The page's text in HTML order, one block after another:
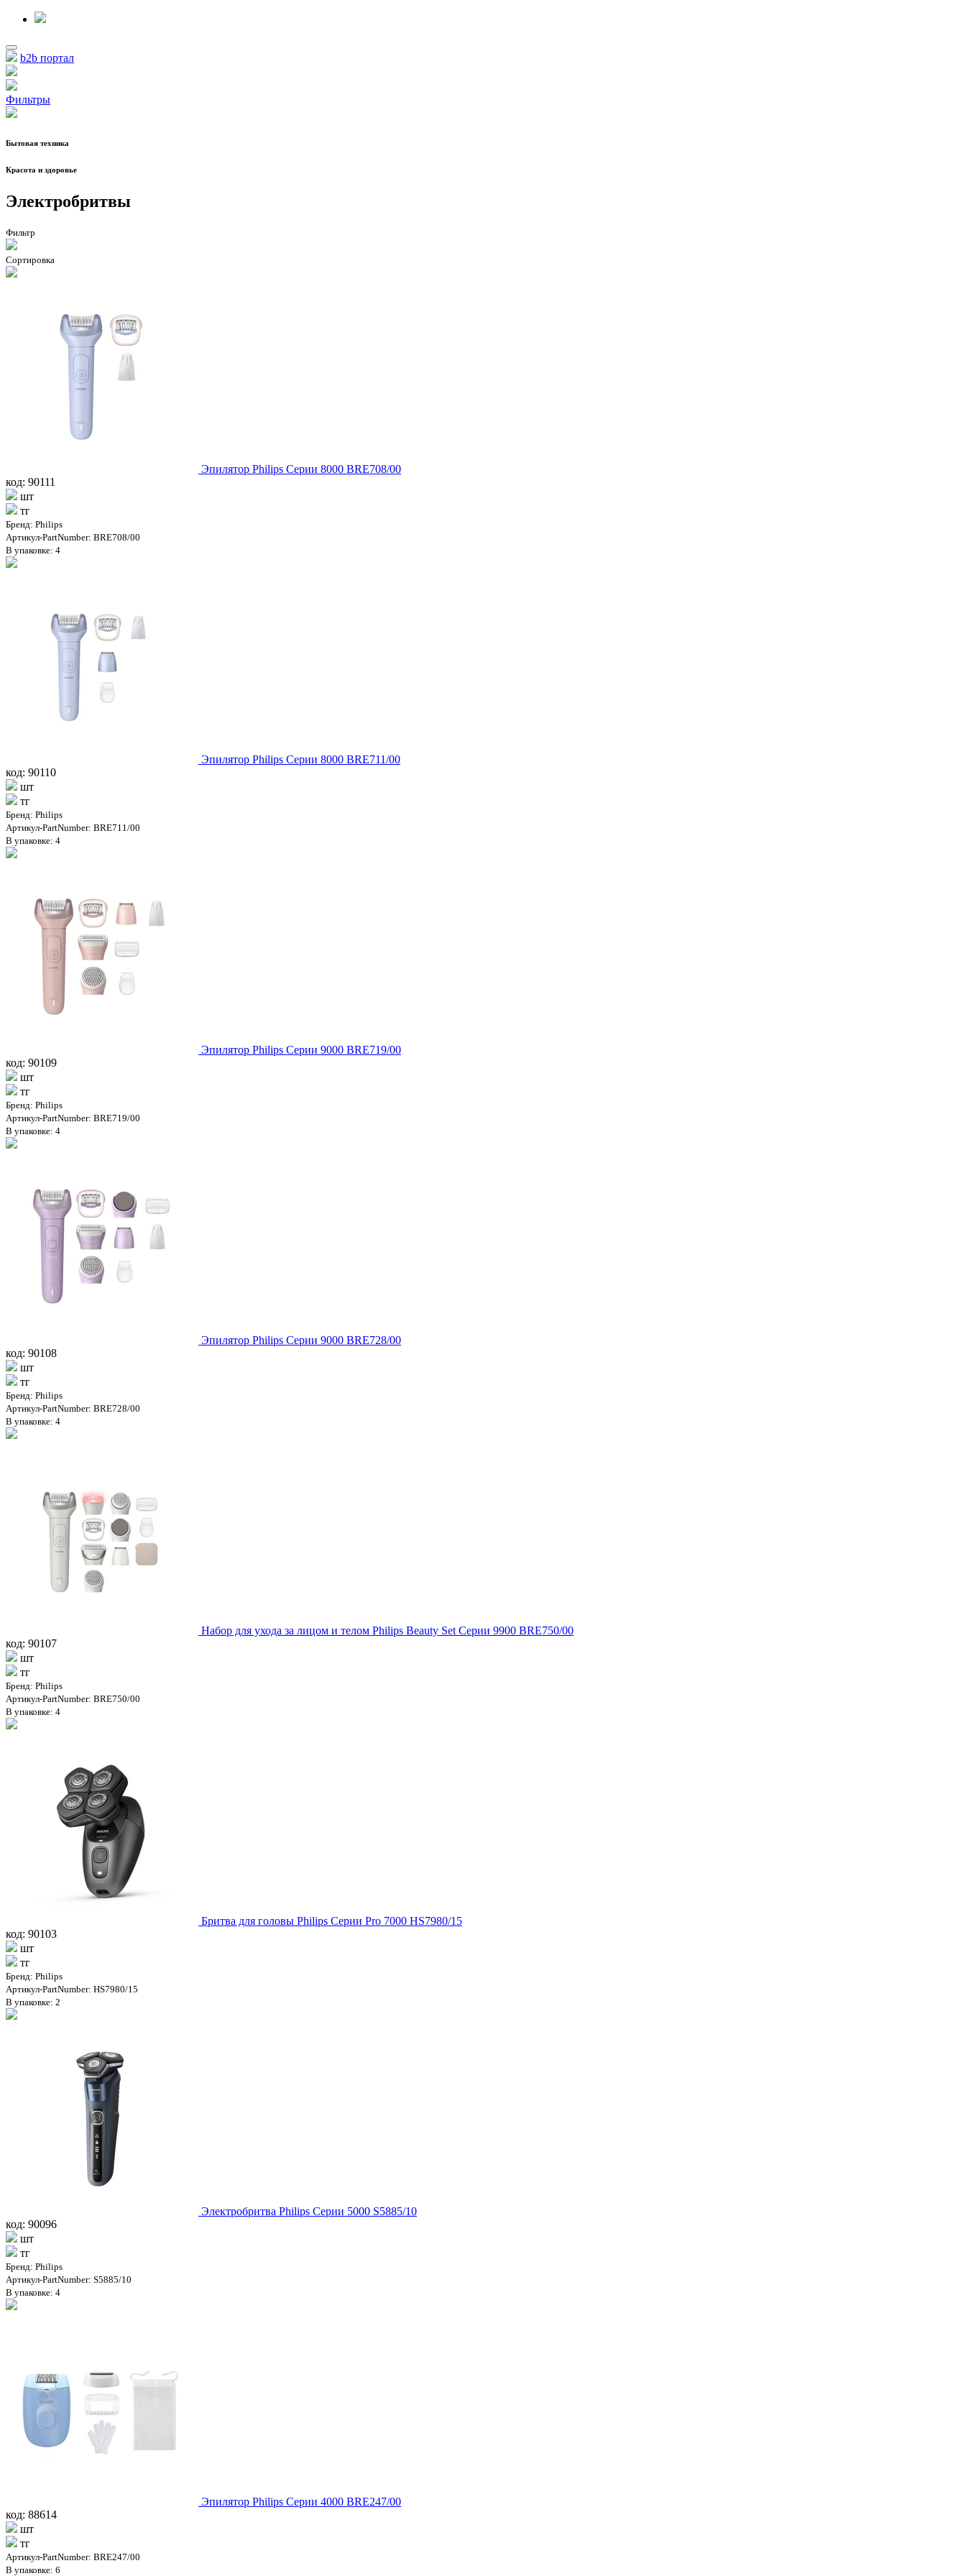
b2b портал
Фильтры
Бытовая техника
Красота и здоровье
Электробритвы
Фильтр
Сортировка
Эпилятор Philips Серии 8000 BRE708/00
код: 90111
шт
тг
Бренд: Philips
Артикул-PartNumber: BRE708/00
В упаковке: 4
Эпилятор Philips Серии 8000 BRE711/00
код: 90110
шт
тг
Бренд: Philips
Артикул-PartNumber: BRE711/00
В упаковке: 4
Эпилятор Philips Серии 9000 BRE719/00
код: 90109
шт
тг
Бренд: Philips
Артикул-PartNumber: BRE719/00
В упаковке: 4
Эпилятор Philips Серии 9000 BRE728/00
код: 90108
шт
тг
Бренд: Philips
Артикул-PartNumber: BRE728/00
В упаковке: 4
Набор для ухода за лицом и телом Philips Beauty Set Серии 9900 BRE750/00
код: 90107
шт
тг
Бренд: Philips
Артикул-PartNumber: BRE750/00
В упаковке: 4
Бритва для головы Philips Серии Pro 7000 HS7980/15
код: 90103
шт
тг
Бренд: Philips
Артикул-PartNumber: HS7980/15
В упаковке: 2
Электробритва Philips Серии 5000 S5885/10
код: 90096
шт
тг
Бренд: Philips
Артикул-PartNumber: S5885/10
В упаковке: 4
Эпилятор Philips Серии 4000 BRE247/00
код: 88614
шт
тг
Артикул-PartNumber: BRE247/00
В упаковке: 6